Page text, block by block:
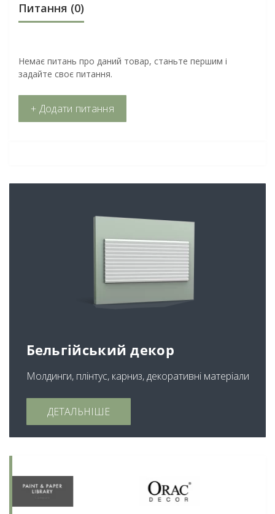
Питання (0)
Немає питань про даний товар, станьте першим і
задайте своє питання.
+ Додати питання
Бельгійський декор
Молдинги, плінтус, карниз, декоративні матеріали
ДЕТАЛЬНІШЕ